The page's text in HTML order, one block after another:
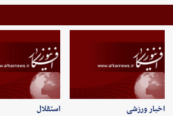
اخبار ورزشی استقلال